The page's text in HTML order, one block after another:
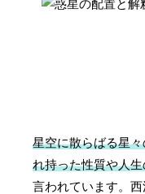
星空に散らばる星
れ持った性質や人
言われています。